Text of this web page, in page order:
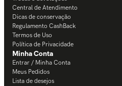
Central de Atendimento
Dicas de conservação
Regulamento CashBack
Termos de Uso
Política de Privacidade
Minha Conta
Entrar / Minha Conta
Meus Pedidos
Lista de desejos